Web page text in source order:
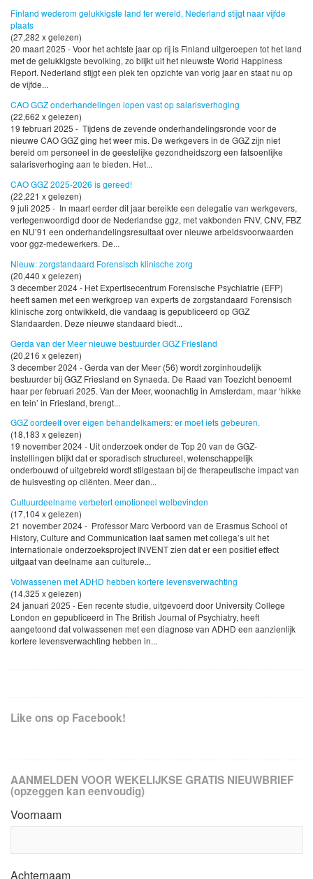
Finland wederom gelukkigste land ter wereld, Nederland stijgt naar vijfde
plaats
(27,282 x gelezen)
20 maart 2025 - Voor het achtste jaar op rij is Finland uitgeroepen tot het land
met de gelukkigste bevolking, zo blijkt uit het nieuwste World Happiness
Report. Nederland stijgt een plek ten opzichte van vorig jaar en staat nu op
de vijfde...
CAO GGZ onderhandelingen lopen vast op salarisverhoging
(22,662 x gelezen)
19 februari 2025 - Tijdens de zevende onderhandelingsronde voor de
nieuwe CAO GGZ ging het weer mis. De werkgevers in de GGZ zijn niet
bereid om personeel in de geestelijke gezondheidszorg een fatsoenlijke
salarisverhoging aan te bieden. Het...
CAO GGZ 2025-2026 is gereed!
(22,221 x gelezen)
9 juli 2025 - In maart eerder dit jaar bereikte een delegatie van werkgevers,
vertegenwoordigd door de Nederlandse ggz, met vakbonden FNV, CNV, FBZ
en NU’91 een onderhandelingsresultaat over nieuwe arbeidsvoorwaarden
voor ggz-medewerkers. De...
Nieuw: zorgstandaard Forensisch klinische zorg
(20,440 x gelezen)
3 december 2024 - Het Expertisecentrum Forensische Psychiatrie (EFP)
heeft samen met een werkgroep van experts de zorgstandaard Forensisch
klinische zorg ontwikkeld, die vandaag is gepubliceerd op GGZ
Standaarden. Deze nieuwe standaard biedt...
Gerda van der Meer nieuwe bestuurder GGZ Friesland
(20,216 x gelezen)
3 december 2024 - Gerda van der Meer (56) wordt zorginhoudelijk
bestuurder bij GGZ Friesland en Synaeda. De Raad van Toezicht benoemt
haar per februari 2025. Van der Meer, woonachtig in Amsterdam, maar ‘hikke
en tein’ in Friesland, brengt...
GGZ oordeelt over eigen behandelkamers: er moet iets gebeuren.
(18,183 x gelezen)
19 november 2024 - Uit onderzoek onder de Top 20 van de GGZ-
instellingen blijkt dat er sporadisch structureel, wetenschappelijk
onderbouwd of uitgebreid wordt stilgestaan bij de therapeutische impact van
de huisvesting op cliënten. Meer dan...
Cultuurdeelname verbetert emotioneel welbevinden
(17,104 x gelezen)
21 november 2024 - Professor Marc Verboord van de Erasmus School of
History, Culture and Communication laat samen met collega’s uit het
internationale onderzoeksproject INVENT zien dat er een positief effect
uitgaat van deelname aan culturele...
Volwassenen met ADHD hebben kortere levensverwachting
(14,325 x gelezen)
24 januari 2025 - Een recente studie, uitgevoerd door University College
London en gepubliceerd in The British Journal of Psychiatry, heeft
aangetoond dat volwassenen met een diagnose van ADHD een aanzienlijk
kortere levensverwachting hebben in...
Like ons op Facebook!
AANMELDEN VOOR WEKELIJKSE GRATIS NIEUWBRIEF
(opzeggen kan eenvoudig)
Voornaam
Achternaam